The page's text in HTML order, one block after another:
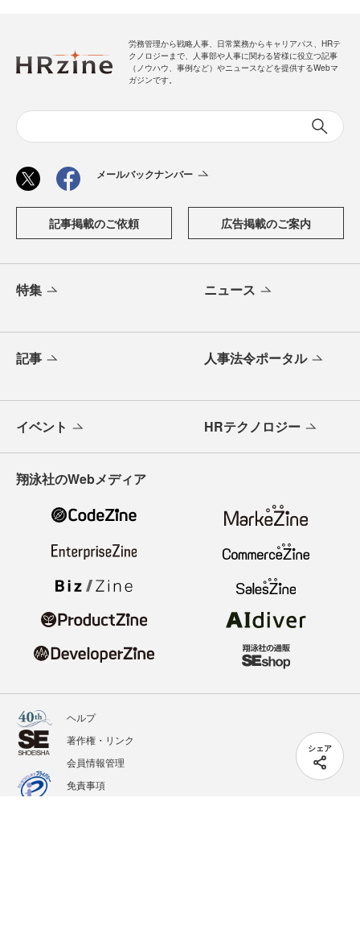
シェア
労務管理から戦略人事、日常業務からキャリアパス、HRテ
クノロジーまで、人事部や人事に関わる皆様に役立つ記事
（ノウハウ、事例など）やニュースなどを提供するWebマ
ガジンです。
メールバックナンバー
記事掲載のご依頼 広告掲載のご案内
特集 ニュース
記事 人事法令ポータル
イベント HRテクノロジー
翔泳社のWebメディア
ヘルプ
著作権・リンク
会員情報管理
免責事項